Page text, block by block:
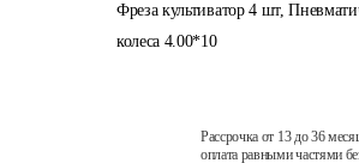
Фреза культиватор 4 шт,
колеса 4.00*10
Рассрочка от 13 до 36
оплата равными частями